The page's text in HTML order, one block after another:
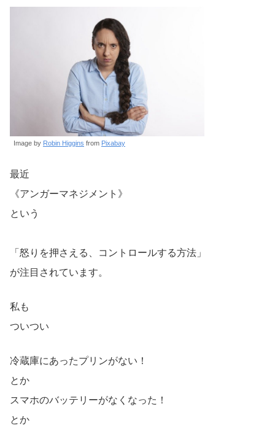
Image by Robin Higgins from Pixabay
最近
《アンガーマネジメント》
という
「怒りを押さえる、コントロールする方法」
が注目されています。
私も
ついつい
冷蔵庫にあったプリンがない！
とか
スマホのバッテリーがなくなった！
とか